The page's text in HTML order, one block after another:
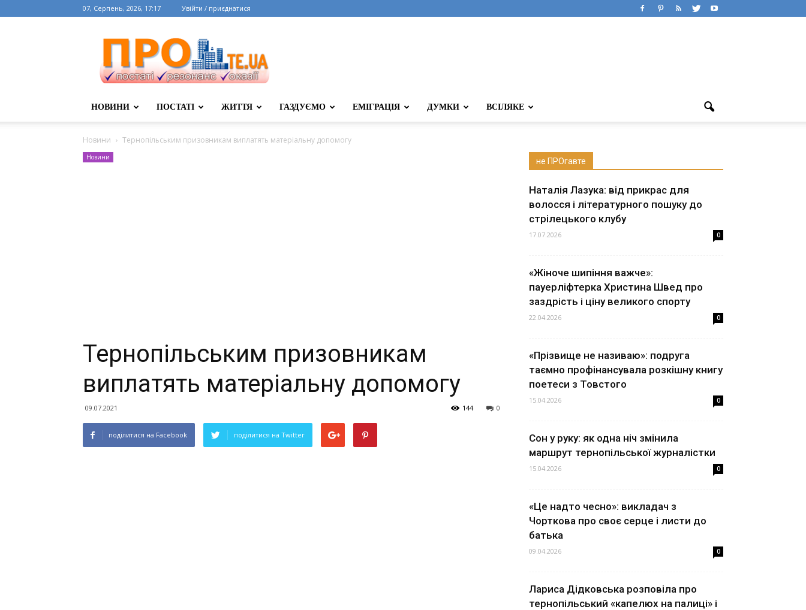
07, Серпень, 2026, 17:17 Увійти / приєднатися
НОВИНИ ПОСТАТІ ЖИТТЯ ГАЗДУЄМО ЕМІГРАЦІЯ ДУМКИ ВСІЛЯКЕ
Новини Тернопільським призовникам виплатять матеріальну допомогу
Новини
Тернопільським призовникам
виплатять матеріальну допомогу
09.07.2021 0
144
поділитися на Facebook поділитися на Twitter
не ПРОгавте
Наталія Лазука: від прикрас для
волосся і літературного пошуку до
стрілецького клубу
17.07.2026 0
«Жіноче шипіння важче»:
пауерліфтерка Христина Швед про
заздрість і ціну великого спорту
22.04.2026 0
«Прізвище не називаю»: подруга
таємно профінансувала розкішну книгу
поетеси з Товстого
15.04.2026 0
Сон у руку: як одна ніч змінила
маршрут тернопільської журналістки
15.04.2026 0
«Це надто чесно»: викладач з
Чорткова про своє серце і листи до
батька
09.04.2026 0
Лариса Дідковська розповіла про
тернопільський «капелюх на палиці» і